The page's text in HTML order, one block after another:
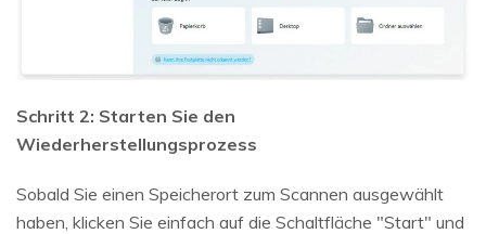
Schritt 2: Starten Sie den
Wiederherstellungsprozess
Sobald Sie einen Speicherort zum Scannen ausgewählt
haben, klicken Sie einfach auf die Schaltfläche "Start" und